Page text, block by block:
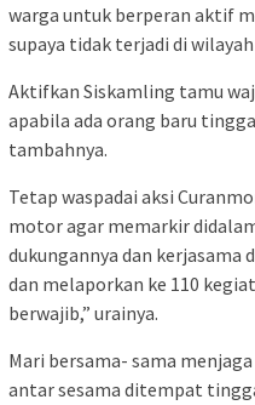
warga untuk berperan aktif
supaya tidak terjadi di
Aktifkan Siskamling tamu
apabila ada orang baru
tambahnya.
Tetap waspadai aksi
motor agar memarkir
dukungannya dan kerjasama
dan melaporkan ke 110
berwajib,” urainya.
Mari bersama- sama
antar sesama ditempat